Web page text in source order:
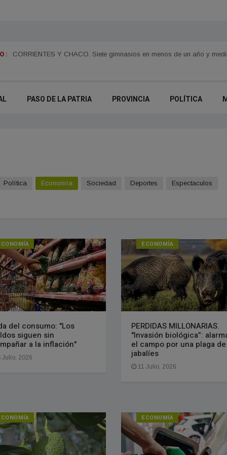
: CORRIENTES Y CHACO. Siete gimnasios en menos de un año y
Juan Pablo Valdés impulsará una tarifa eléctrica diferenciada para el
PASO DE LA PATRIA PROVINCIA POLÍTICA
Política Economía Sociedad Deportes
Espectaculos
del consumo: "Los
siguen sin
a la inflación"
2026
ECONOMÍA
PERDIDAS MILLONARIAS.
"Invasión biológica”:
el campo por una plaga de
jabalíes
11 Julio, 2026
ECONOMÍA